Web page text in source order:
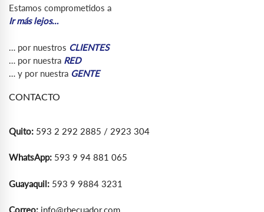
Estamos comprometidos a
Ir más lejos…
… por nuestros CLIENTES
… por nuestra RED
… y por nuestra GENTE
CONTACTO
Quito: 593 2 292 2885 / 2923 304
WhatsApp: 593 9 94 881 065
Guayaquil: 593 9 9884 3231
Correo: info@rbecuador.com